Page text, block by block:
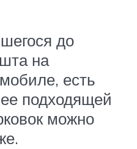
до
на
есть
подходящей
можно